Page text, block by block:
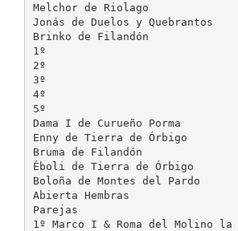
Melchor de Riolago
Jonás de Duelos y Quebrantos
Brinko de Filandón
1º
2º
3º
4º
5º
Dama I de Curueño Porma
Enny de Tierra de Órbigo
Bruma de Filandón
Éboli de Tierra de Órbigo
Boloña de Montes del Pardo
Abierta Hembras
Parejas
1º Marco I & Roma del Molino la